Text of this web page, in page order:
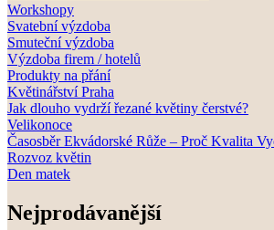
Workshopy
Svatební výzdoba
Smuteční výzdoba
Výzdoba firem / hotelů
Produkty na přání
Květinářství Praha
Jak dlouho vydrží řezané květiny čerstvé?
Velikonoce
Časosběr Ekvádorské Růže – Proč Kvalita
Rozvoz květin
Den matek
Nejprodávanější